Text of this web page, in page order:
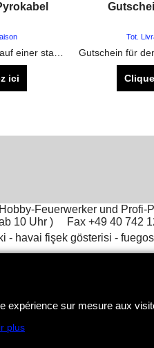
500m Pyrokabel auf einer stabilen Rolle, zum verlängern von Elektrozündern
ici
Tot.
Feuerwerker und Profi-
10 Uhr ) Fax +49 40 742
- havai fişek gösterisi -
expérience sur mesure aux
plus